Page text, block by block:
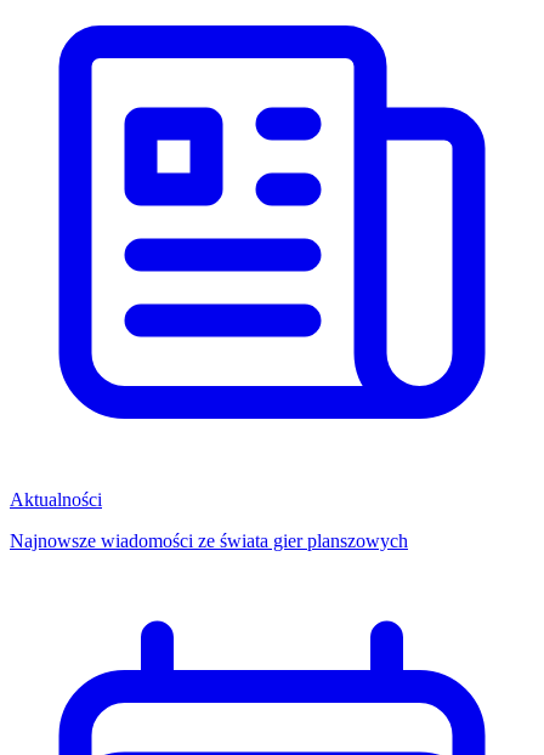
Aktualności
Najnowsze wiadomości ze świata gier planszowych